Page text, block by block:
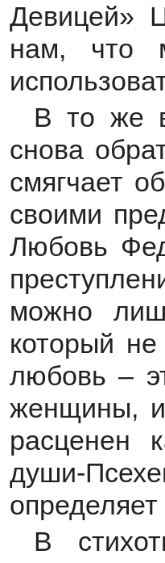
Девицей»
нам, что
В то же
снова
смягчает
своими
Любовь
можно
который
любовь –
женщины,
расценен
души-
определяет
В